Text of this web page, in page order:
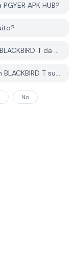
APK HUB?
Ho bisogno di un account per scaricare BLACKBIRD T da PGYER APK HUB?
Come posso segnalare un problema con BLACKBIRD T su PGYER APK HUB?
No